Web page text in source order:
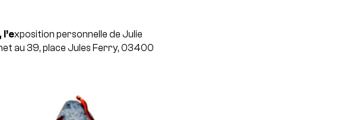
xposition personnelle de Julie
au 39, place Jules Ferry, 03400